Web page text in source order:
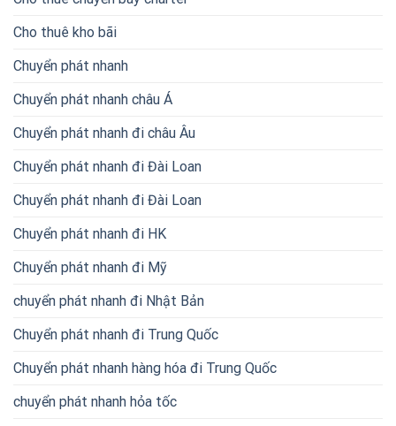
Cho thuê kho bãi
Chuyển phát nhanh
Chuyển phát nhanh châu Á
Chuyển phát nhanh đi châu Âu
Chuyển phát nhanh đi Đài Loan
Chuyển phát nhanh đi Đài Loan
Chuyển phát nhanh đi HK
Chuyển phát nhanh đi Mỹ
chuyển phát nhanh đi Nhật Bản
Chuyển phát nhanh đi Trung Quốc
Chuyển phát nhanh hàng hóa đi Trung Quốc
chuyển phát nhanh hỏa tốc